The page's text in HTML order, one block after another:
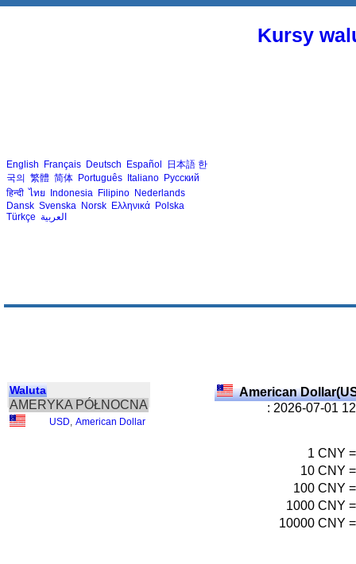
Kursy
English Français Deutsch Español 日本語 한
국의 繁體 简体 Português Italiano Русский
हिन्दी ไทย Indonesia Filipino Nederlands
Dansk Svenska Norsk Ελληνικά Polska
Türkçe العربية
Waluta
AMERYKA PÓŁNOCNA
USD American Dollar
American
: 2026-07-01
1 CNY =
10 CNY =
100 CNY =
1000 CNY =
10000 CNY =